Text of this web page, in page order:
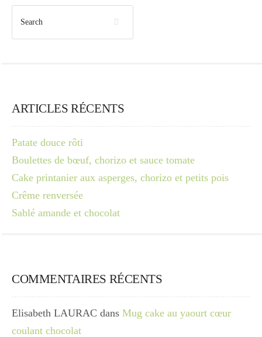
ARTICLES RÉCENTS
Patate douce rôti
Boulettes de bœuf, chorizo et sauce tomate
Cake printanier aux asperges, chorizo et petits pois
Crême renversée
Sablé amande et chocolat
COMMENTAIRES RÉCENTS
Elisabeth LAURAC dans Mug cake au yaourt cœur
coulant chocolat